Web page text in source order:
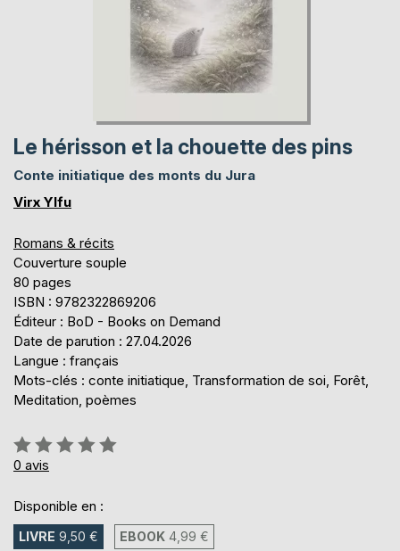
Le hérisson et la chouette des pins
Conte initiatique des monts du Jura
Virx Ylfu
Romans & récits
Couverture souple
80 pages
ISBN : 9782322869206
Éditeur : BoD - Books on Demand
Date de parution : 27.04.2026
Langue : français
Mots-clés : conte initiatique, Transformation de soi, Forêt,
Meditation, poèmes
Évaluation:
0%
0 avis
Disponible en :
LIVRE 9,50 € EBOOK 4,99 €